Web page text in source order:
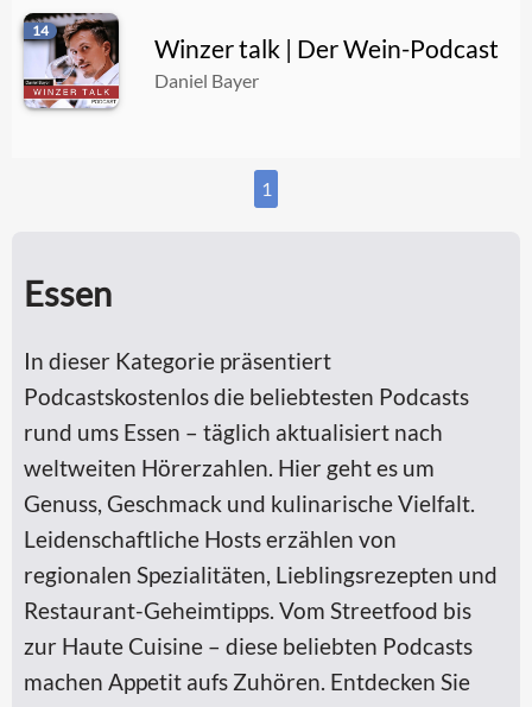
14
Winzer talk | Der Wein-Podcast
Daniel Bayer
1
Essen
In dieser Kategorie präsentiert
Podcastskostenlos die beliebtesten Podcasts
rund ums Essen – täglich aktualisiert nach
weltweiten Hörerzahlen. Hier geht es um
Genuss, Geschmack und kulinarische Vielfalt.
Leidenschaftliche Hosts erzählen von
regionalen Spezialitäten, Lieblingsrezepten und
Restaurant-Geheimtipps. Vom Streetfood bis
zur Haute Cuisine – diese beliebten Podcasts
machen Appetit aufs Zuhören. Entdecken Sie